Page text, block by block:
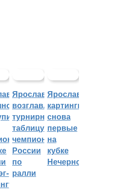
Ярославцы
возглавляют
турнирную
таблицу
чемпионата
России
по
ралли
Ярославские
картингисты
снова
первые
на
кубке
Нечерноземья